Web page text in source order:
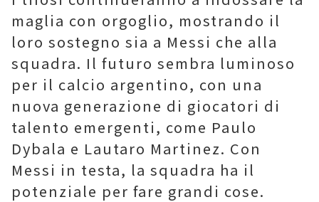
maglia con orgoglio, mostrando il
loro sostegno sia a Messi che alla
squadra. Il futuro sembra luminoso
per il calcio argentino, con una
nuova generazione di giocatori di
talento emergenti, come Paulo
Dybala e Lautaro Martinez. Con
Messi in testa, la squadra ha il
potenziale per fare grandi cose.